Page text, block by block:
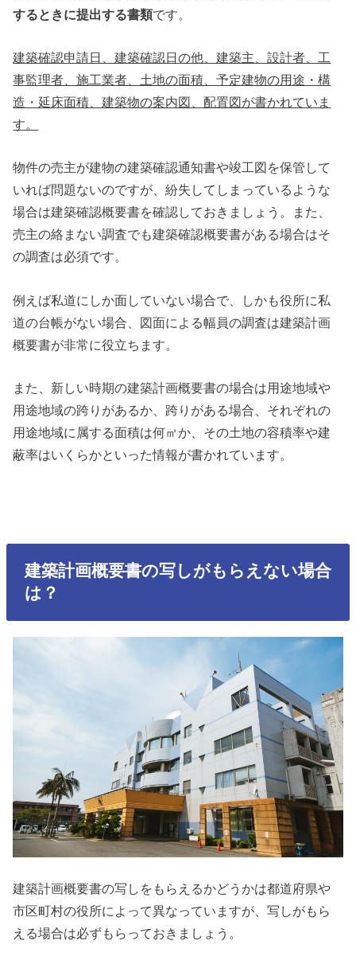
するときに提出する書類です。
建築確認申請日、建築確認日の他、建築主、設計者、工
事監理者、施工業者、土地の面積、予定建物の用途・構
造・延床面積、建築物の案内図、配置図が書かれていま
す。
物件の売主が建物の建築確認通知書や竣工図を保管して
いれば問題ないのですが、紛失してしまっているような
場合は建築確認概要書を確認しておきましょう。また、
売主の絡まない調査でも建築確認概要書がある場合はそ
の調査は必須です。
例えば私道にしか面していない場合で、しかも役所に私
道の台帳がない場合、図面による幅員の調査は建築計画
概要書が非常に役立ちます。
また、新しい時期の建築計画概要書の場合は用途地域や
用途地域の跨りがあるか、跨りがある場合、それぞれの
用途地域に属する面積は何㎡か、その土地の容積率や建
蔽率はいくらかといった情報が書かれています。
建築計画概要書の写しがもらえない場合
は？
建築計画概要書の写しをもらえるかどうかは都道府県や
市区町村の役所によって異なっていますが、写しがもら
える場合は必ずもらっておきましょう。